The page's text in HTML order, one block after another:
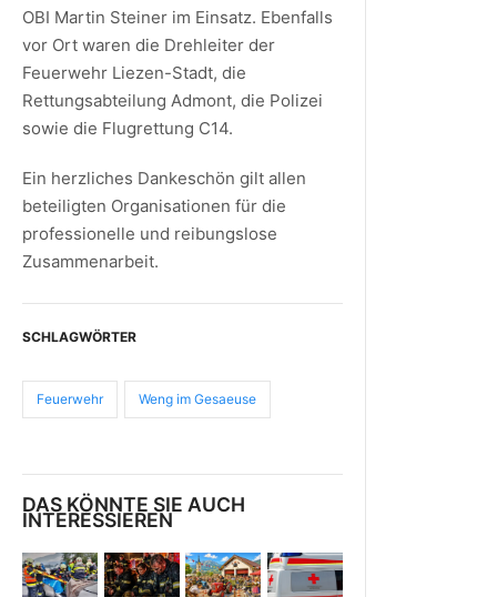
OBI Martin Steiner im Einsatz. Ebenfalls
vor Ort waren die Drehleiter der
Feuerwehr Liezen-Stadt, die
Rettungsabteilung Admont, die Polizei
sowie die Flugrettung C14.
Ein herzliches Dankeschön gilt allen
beteiligten Organisationen für die
professionelle und reibungslose
Zusammenarbeit.
SCHLAGWÖRTER
Feuerwehr Weng im Gesaeuse
DAS KÖNNTE SIE AUCH
INTERESSIEREN